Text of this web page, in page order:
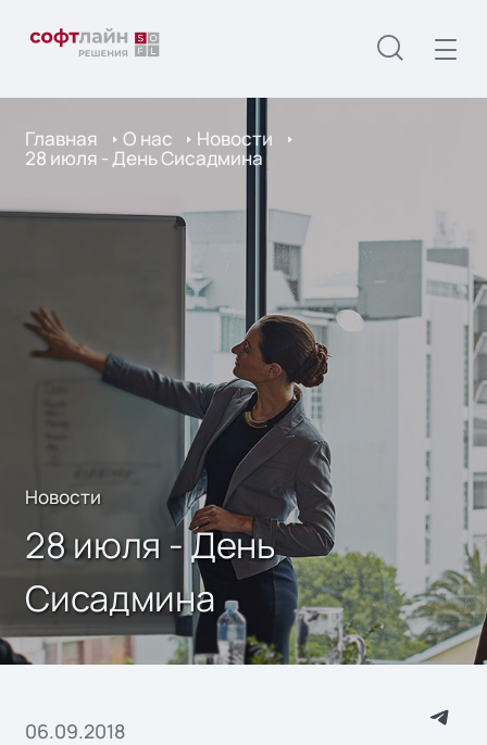
Главная О нас Новости
28 июля - День Сисадмина
Новости
28 июля - День
Сисадмина
06.09.2018